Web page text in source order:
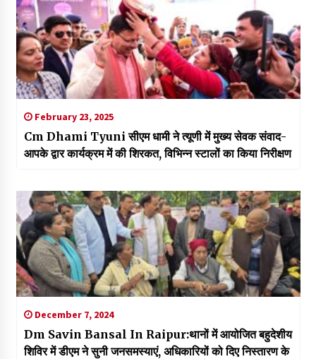
February 23, 2025
Cm Dhami Tyuni सीएम धामी ने त्यूणी में मुख्य सेवक संवाद-
आपके द्वार कार्यक्रम में की शिरकत, विभिन्न स्टालों का किया निरीक्षण
December 7, 2024
Dm Savin Bansal In Raipur:थानों में आयोजित बहुदेशीय
शिविर में डीएम ने सुनी जनसमस्याएं, अधिकारियों को दिए निस्तारण के